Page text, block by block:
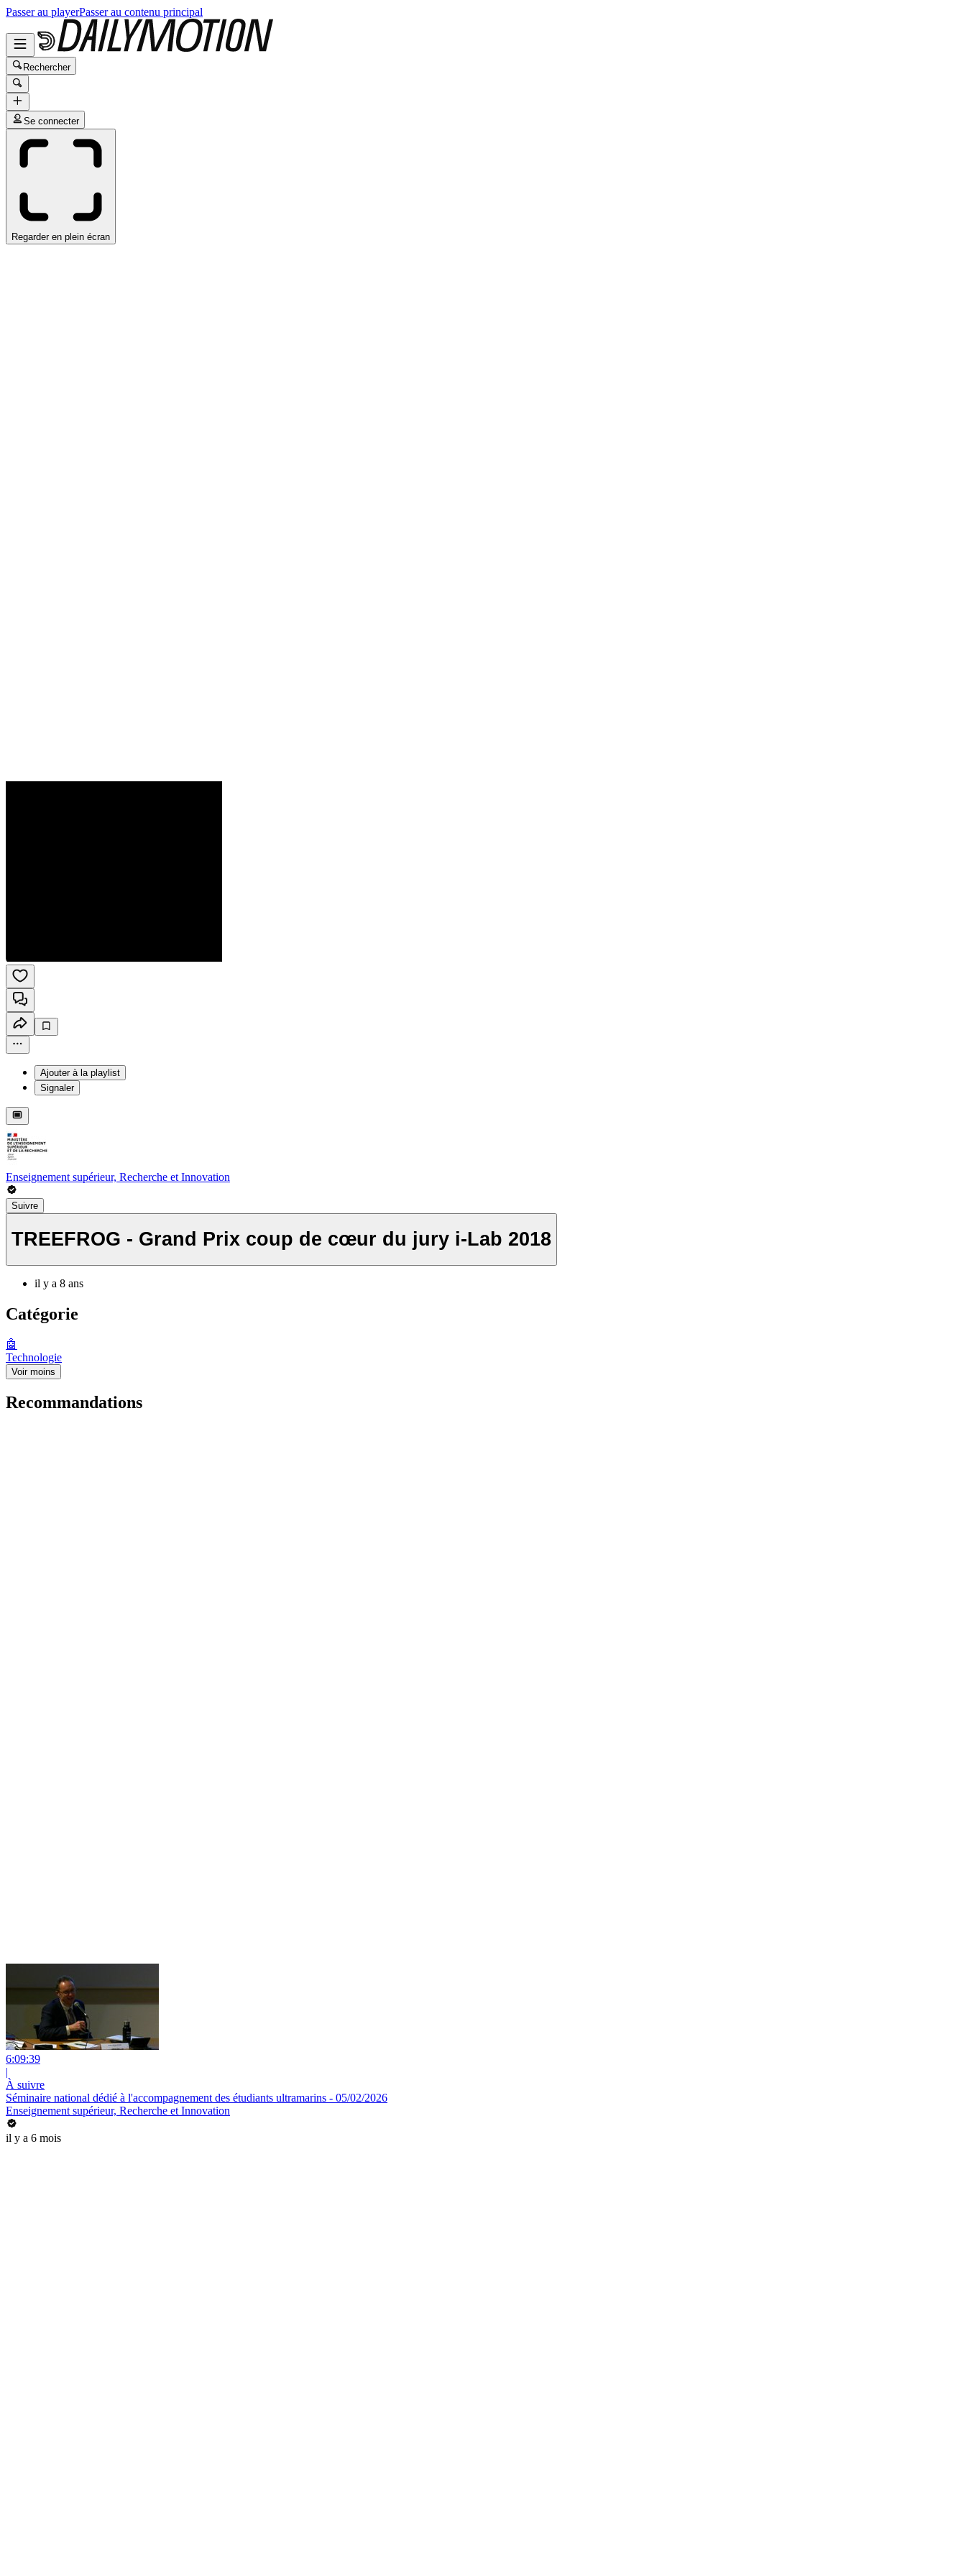
Passer au playerPasser au contenu principal
Rechercher
Se connecter
Regarder en plein écran
Ajouter à la playlist
Signaler
Enseignement supérieur, Recherche et Innovation
Suivre
TREEFROG - Grand Prix coup de cœur du jury i-Lab 2018
il y a 8 ans
Catégorie
🤖
Technologie
Voir moins
Recommandations
6:09:39
|
À suivre
Séminaire national dédié à l'accompagnement des étudiants ultramarins - 05/02/2026
Enseignement supérieur, Recherche et Innovation
il y a 6 mois